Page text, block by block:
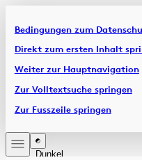
Bedingungen zum
Direkt zum ersten Inhalt
Weiter zur Hauptnavigation
Zur Volltextsuche springen
Zur Fusszeile springen
Artikel
Dunkel